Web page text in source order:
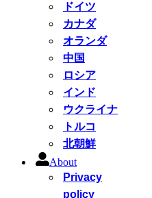
ドイツ
カナダ
オランダ
中国
ロシア
インド
ウクライナ
トルコ
北朝鮮
About
Privacy
policy